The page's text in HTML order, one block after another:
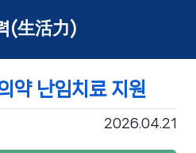
(生活力)
약 난임치료 지원
2026.04.21